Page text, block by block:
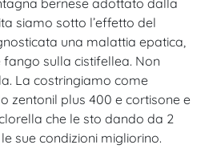
siamo sotto l’effetto del
una malattia epatica,
sulla cistifellea. Non
La costringiamo come
zentonil plus 400 e cortisone e
che le sto dando da 2
sue condizioni migliorino.